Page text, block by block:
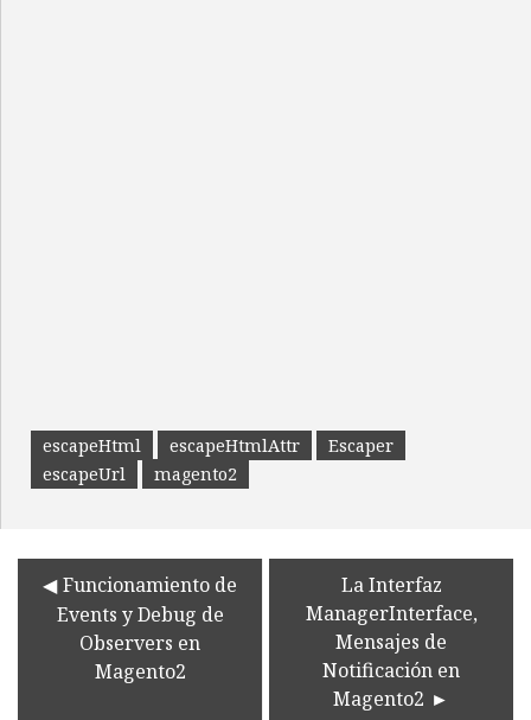
escapeHtml escapeHtmlAttr
Escaper
escapeUrl
magento2
Funcionamiento de
Events y Debug de
Observers en
Magento2
La Interfaz
ManagerInterface,
Mensajes de
Notificación en
Magento2